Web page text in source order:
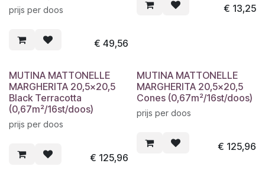
prijs per doos
€ 49,56
€ 13,25
MUTINA MATTONELLE
MARGHERITA 20,5x20,5
Black Terracotta
(0,67m²/16st/doos)
prijs per doos
€ 125,96
MUTINA MATTONELLE
MARGHERITA 20,5x20,5
Cones (0,67m²/16st/doos)
prijs per doos
€ 125,96